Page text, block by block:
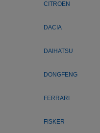
CITROEN
DACIA
DAIHATSU
DONGFENG
FERRARI
FISKER